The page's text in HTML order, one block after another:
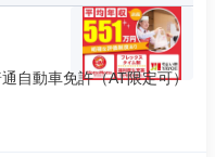
自動車免許（AT限定可）